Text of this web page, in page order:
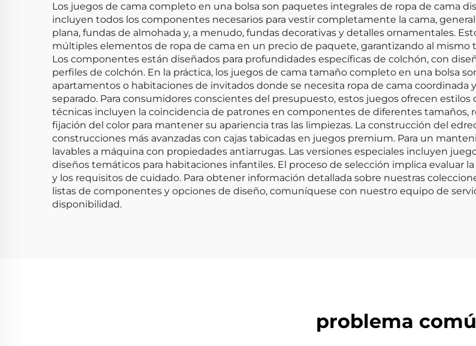
Los juegos de cama completo en una bolsa son paquetes integrales de ropa de cama
incluyen todos los componentes necesarios para vestir completamente la cama,
plana, fundas de almohada y, a menudo, fundas decorativas y detalles ornamentales.
múltiples elementos de ropa de cama en un precio de paquete, garantizando al
Los componentes están diseñados para profundidades específicas de colchón, con
perfiles de colchón. En la práctica, los juegos de cama tamaño completo en una bolsa
apartamentos o habitaciones de invitados donde se necesita ropa de cama
separado. Para consumidores conscientes del presupuesto, estos juegos ofrecen estilos
técnicas incluyen la coincidencia de patrones en componentes de diferentes tamaños,
fijación del color para mantener su apariencia tras las limpiezas. La construcción del
construcciones más avanzadas con cajas tabicadas en juegos premium. Para un
lavables a máquina con propiedades antiarrugas. Las versiones especiales incluyen
diseños temáticos para habitaciones infantiles. El proceso de selección implica evaluar
y los requisitos de cuidado. Para obtener información detallada sobre nuestras
listas de componentes y opciones de diseño, comuníquese con nuestro equipo de
disponibilidad.
problema